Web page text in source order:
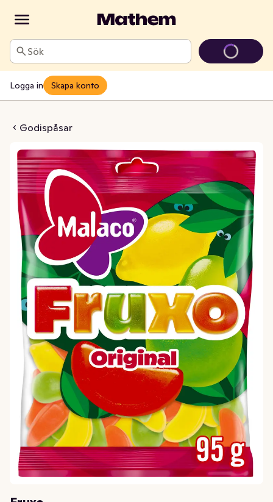
Sök
Logga in Skapa konto
Godispåsar
Fruxo